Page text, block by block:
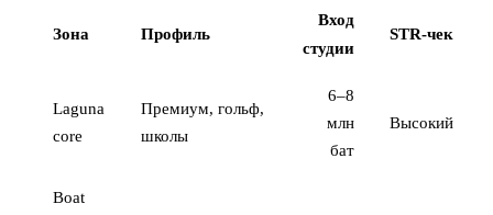
Зона Профиль
Вход
студии
STR-чек
Laguna
core
Премиум, гольф,
школы
6–8
млн
бат
Высокий
Boat